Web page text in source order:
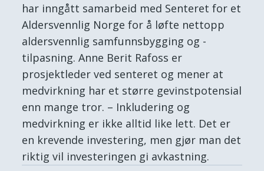
har inngått samarbeid med Senteret for et
Aldersvennlig Norge for å løfte nettopp
aldersvennlig samfunnsbygging og -
tilpasning. Anne Berit Rafoss er
prosjektleder ved senteret og mener at
medvirkning har et større gevinstpotensial
enn mange tror. – Inkludering og
medvirkning er ikke alltid like lett. Det er
en krevende investering, men gjør man det
riktig vil investeringen gi avkastning.